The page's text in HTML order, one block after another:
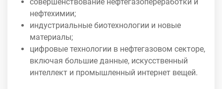
нефтехимии;
индустриальные биотехнологии и новые
материалы;
цифровые технологии в нефтегазовом секторе,
включая большие данные, искусственный
интеллект и промышленный интернет вещей.